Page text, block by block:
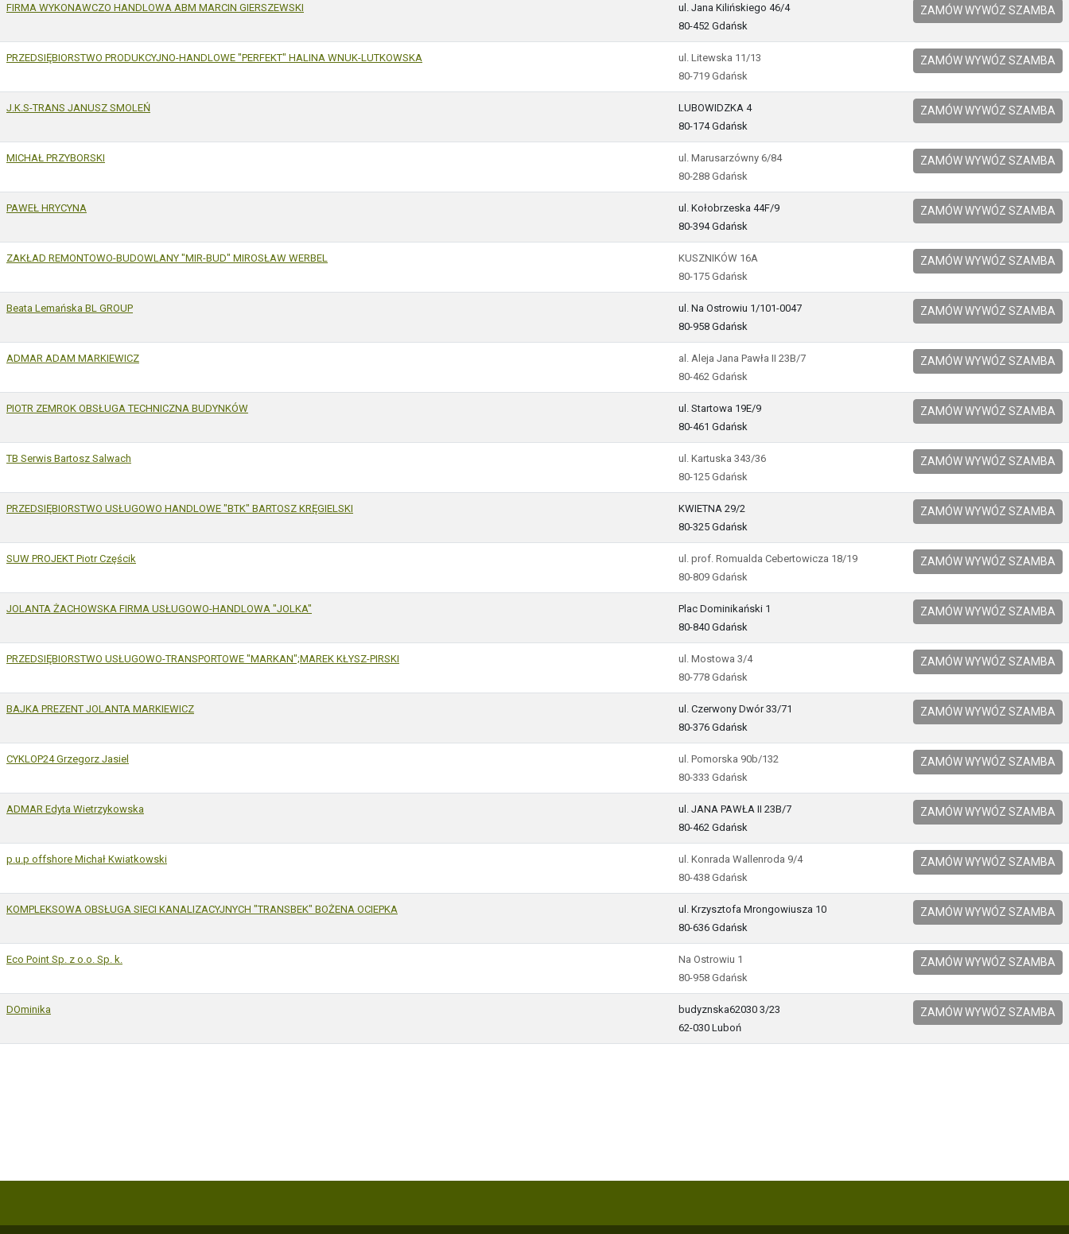
FIRMA WYKONAWCZO HANDLOWA ABM MARCIN GIERSZEWSKI
ul. Jana Kilińskiego 46/4
80-452 Gdańsk
ZAMÓW WYWÓZ SZAMBA
PRZEDSIĘBIORSTWO PRODUKCYJNO-HANDLOWE "PERFEKT" HALINA WNUK-LUTKOWSKA
ul. Litewska 11/13
80-719 Gdańsk
ZAMÓW WYWÓZ SZAMBA
J.K.S-TRANS JANUSZ SMOLEŃ
LUBOWIDZKA 4
80-174 Gdańsk
ZAMÓW WYWÓZ SZAMBA
MICHAŁ PRZYBORSKI
ul. Marusarzówny 6/84
80-288 Gdańsk
ZAMÓW WYWÓZ SZAMBA
PAWEŁ HRYCYNA
ul. Kołobrzeska 44F/9
80-394 Gdańsk
ZAMÓW WYWÓZ SZAMBA
ZAKŁAD REMONTOWO-BUDOWLANY "MIR-BUD" MIROSŁAW WERBEL
KUSZNIKÓW 16A
80-175 Gdańsk
ZAMÓW WYWÓZ SZAMBA
Beata Lemańska BL GROUP
ul. Na Ostrowiu 1/101-0047
80-958 Gdańsk
ZAMÓW WYWÓZ SZAMBA
ADMAR ADAM MARKIEWICZ
al. Aleja Jana Pawła II 23B/7
80-462 Gdańsk
ZAMÓW WYWÓZ SZAMBA
PIOTR ZEMROK OBSŁUGA TECHNICZNA BUDYNKÓW
ul. Startowa 19E/9
80-461 Gdańsk
ZAMÓW WYWÓZ SZAMBA
TB Serwis Bartosz Salwach
ul. Kartuska 343/36
80-125 Gdańsk
ZAMÓW WYWÓZ SZAMBA
PRZEDSIĘBIORSTWO USŁUGOWO HANDLOWE "BTK" BARTOSZ KRĘGIELSKI
KWIETNA 29/2
80-325 Gdańsk
ZAMÓW WYWÓZ SZAMBA
SUW PROJEKT Piotr Częścik
ul. prof. Romualda Cebertowicza 18/19
80-809 Gdańsk
ZAMÓW WYWÓZ SZAMBA
JOLANTA ŻACHOWSKA FIRMA USŁUGOWO-HANDLOWA "JOLKA"
Plac Dominikański 1
80-840 Gdańsk
ZAMÓW WYWÓZ SZAMBA
PRZEDSIĘBIORSTWO USŁUGOWO-TRANSPORTOWE "MARKAN";MAREK KŁYSZ-PIRSKI
ul. Mostowa 3/4
80-778 Gdańsk
ZAMÓW WYWÓZ SZAMBA
BAJKA PREZENT JOLANTA MARKIEWICZ
ul. Czerwony Dwór 33/71
80-376 Gdańsk
ZAMÓW WYWÓZ SZAMBA
CYKLOP24 Grzegorz Jasiel
ul. Pomorska 90b/132
80-333 Gdańsk
ZAMÓW WYWÓZ SZAMBA
ADMAR Edyta Wietrzykowska
ul. JANA PAWŁA II 23B/7
80-462 Gdańsk
ZAMÓW WYWÓZ SZAMBA
p.u.p offshore Michał Kwiatkowski
ul. Konrada Wallenroda 9/4
80-438 Gdańsk
ZAMÓW WYWÓZ SZAMBA
KOMPLEKSOWA OBSŁUGA SIECI KANALIZACYJNYCH "TRANSBEK" BOŻENA OCIEPKA
ul. Krzysztofa Mrongowiusza 10
80-636 Gdańsk
ZAMÓW WYWÓZ SZAMBA
Eco Point Sp. z o.o. Sp. k.
Na Ostrowiu 1
80-958 Gdańsk
ZAMÓW WYWÓZ SZAMBA
DOminika
budyznska62030 3/23
62-030 Luboń
ZAMÓW WYWÓZ SZAMBA